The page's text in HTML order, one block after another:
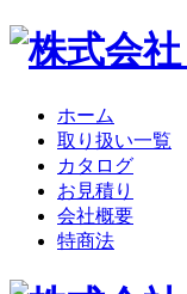
ホーム
取り扱い一覧
カタログ
お見積り
会社概要
特商法